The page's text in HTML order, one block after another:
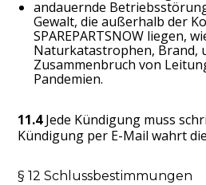
andauernde
Gewalt, die außerhalb der
SPAREPARTSNOW liegen,
Naturkatastrophen, Brand,
Zusammenbruch von
Pandemien.
11.4Jede Kündigung muss
Kündigung per E-Mail wahrt
§ 12 Schlussbestimmungen